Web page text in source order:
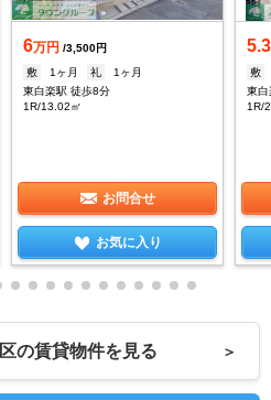
6万円 /3,500円
敷
1ヶ月 礼
1ヶ月
東白楽駅 徒歩8分
1R/13.02㎡
お問合せ
お気に入り
5.3
敷
東白
1R/
の賃貸物件を見る ＞